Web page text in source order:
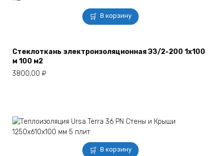
В корзину
Стеклоткань электроизоляционная ЭЗ/2-200 1х100
м 100 м2
3800,00 ₽
В корзину